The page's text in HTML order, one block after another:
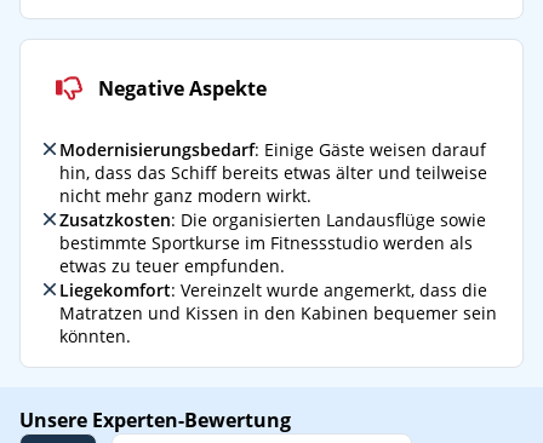
Negative Aspekte
Modernisierungsbedarf: Einige Gäste weisen darauf
hin, dass das Schiff bereits etwas älter und teilweise
nicht mehr ganz modern wirkt.
Zusatzkosten: Die organisierten Landausflüge sowie
bestimmte Sportkurse im Fitnessstudio werden als
etwas zu teuer empfunden.
Liegekomfort: Vereinzelt wurde angemerkt, dass die
Matratzen und Kissen in den Kabinen bequemer sein
könnten.
Unsere Experten-Bewertung